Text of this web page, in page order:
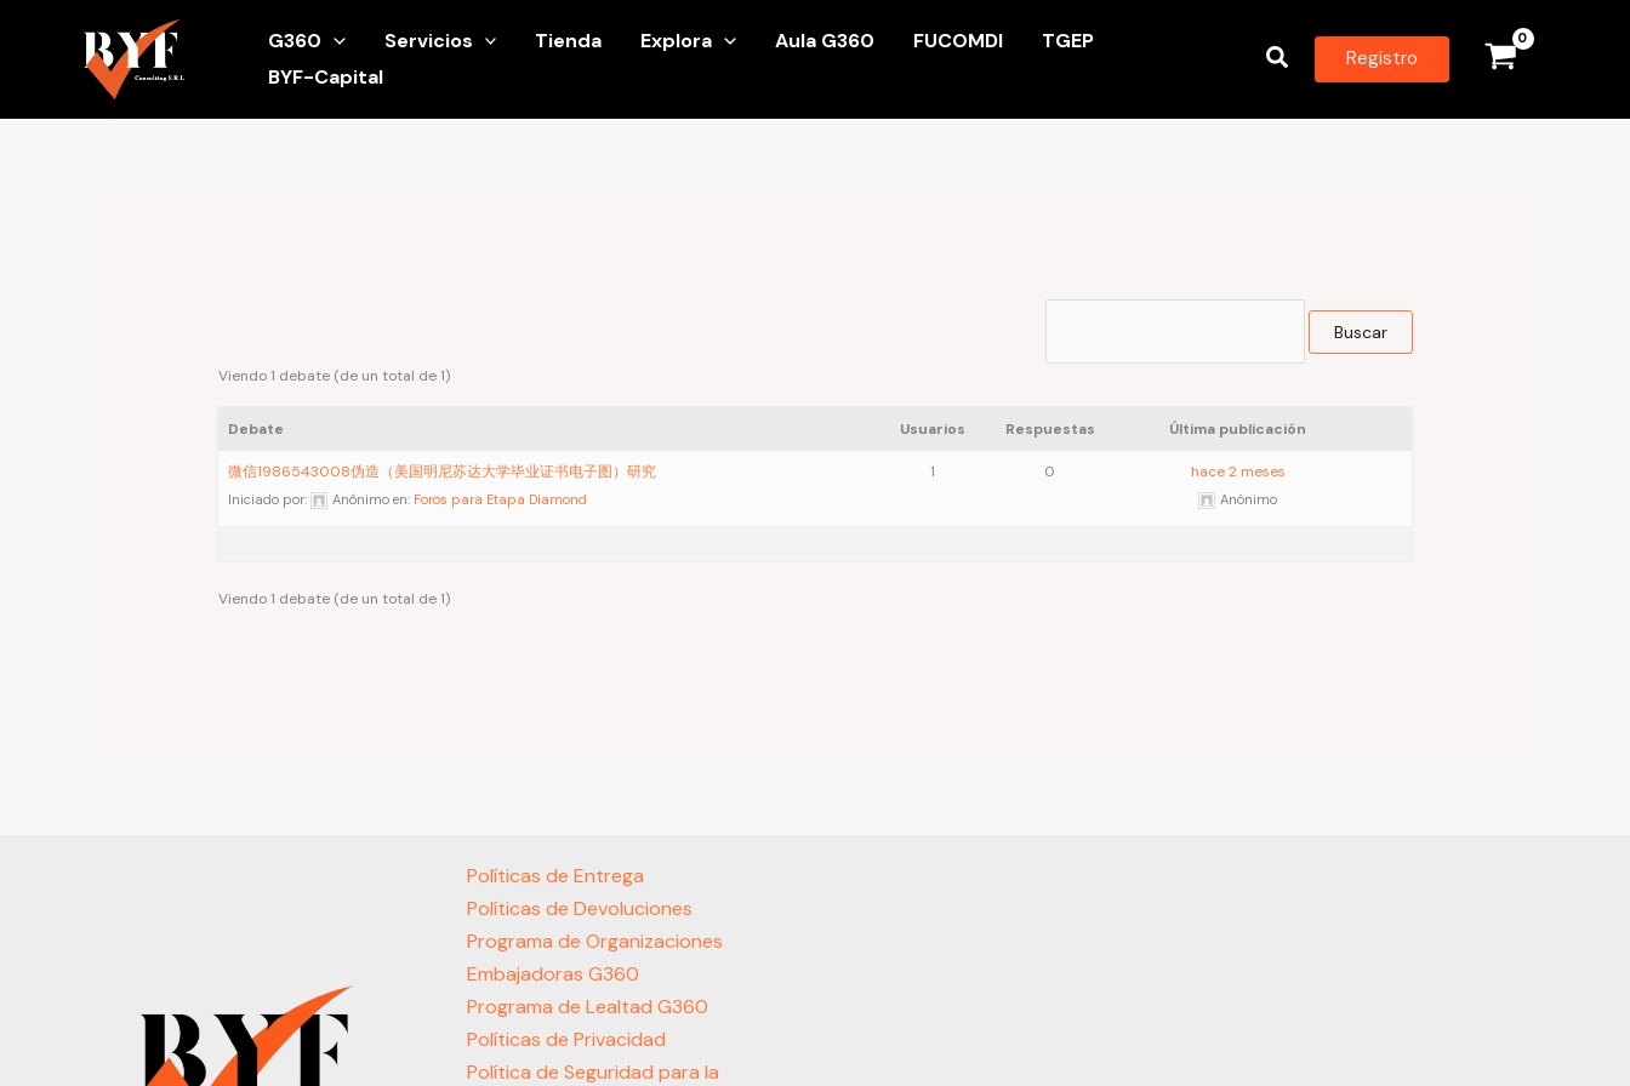
G360 Servicios Tienda Explora Aula G360 FUCOMDI
TGEP
BYF-Capital
Buscar Registro
Viendo 1 debate (de un total de 1)
Debate Usuarios Respuestas Última publicación
微信1986543008伪造（美国明尼苏达大学毕业证书电子图）研究
Iniciado por: Anónimo en: Foros para Etapa Diamond
1 0 hace 2 meses
Anónimo
Viendo 1 debate (de un total de 1)
Políticas de Entrega
Políticas de Devoluciones
Programa de Organizaciones
Embajadoras G360
Programa de Lealtad G360
Políticas de Privacidad
Política de Seguridad para la